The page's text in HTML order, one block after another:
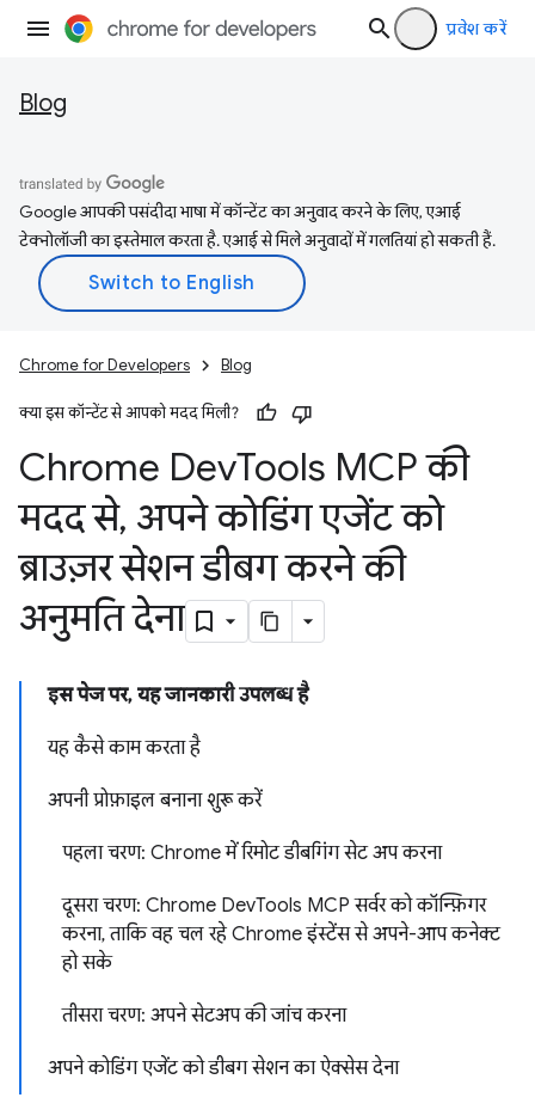
प्रवेश करें
Blog
Google आपकी पसंदीदा भाषा में कॉन्टेंट का अनुवाद करने के लिए, एआई
टेक्नोलॉजी का इस्तेमाल करता है. एआई से मिले अनुवादों में गलतियां हो सकती हैं.
Chrome for Developers Blog
क्या इस कॉन्टेंट से आपको मदद मिली?
Chrome DevTools MCP की
मदद से, अपने कोडिंग एजेंट को
ब्राउज़र सेशन डीबग करने की
अनुमति देना
इस पेज पर, यह जानकारी उपलब्ध है
यह कैसे काम करता है
अपनी प्रोफ़ाइल बनाना शुरू करें
पहला चरण: Chrome में रिमोट डीबगिंग सेट अप करना
दूसरा चरण: Chrome DevTools MCP सर्वर को कॉन्फ़िगर
करना, ताकि वह चल रहे Chrome इंस्टेंस से अपने-आप कनेक्ट
हो सके
तीसरा चरण: अपने सेटअप की जांच करना
अपने कोडिंग एजेंट को डीबग सेशन का ऐक्सेस देना